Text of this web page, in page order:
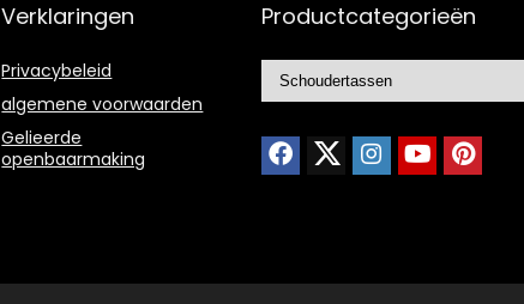
Verklaringen
Privacybeleid
algemene voorwaarden
Gelieerde
openbaarmaking
Productcategorieën